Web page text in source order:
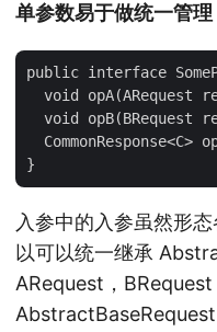
单参数易于做统一管理
public interface
void opA(ARequest
void opB(BRequest
CommonResponse<C>
入参中的入参虽然形
以可以统一继承
ARequest，